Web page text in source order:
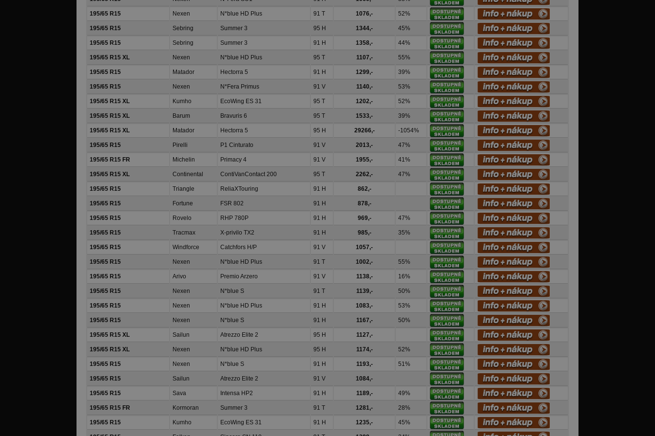
195/65 R15 Nexen N*blue HD Plus 91 T 1076,- 52%
195/65 R15 Sebring Summer 3 95 H 1344,- 45%
195/65 R15 Sebring Summer 3 91 H 1358,- 44%
195/65 R15 XL Nexen N*blue HD Plus 95 T 1107,- 55%
195/65 R15 Matador Hectorra 5 91 H 1299,- 39%
195/65 R15 Nexen N*Fera Primus 91 V 1140,- 53%
195/65 R15 XL Kumho EcoWing ES 31 95 T 1202,- 52%
195/65 R15 XL Barum Bravuris 6 95 T 1533,- 39%
195/65 R15 XL Matador Hectorra 5 95 H 29266,- -1054%
195/65 R15 Pirelli P1 Cinturato 91 V 2013,- 47%
195/65 R15 FR Michelin Primacy 4 91 V 1955,- 41%
195/65 R15 XL Continental ContiVanContact 200 95 T 2262,- 47%
195/65 R15 Triangle ReliaXTouring 91 H 862,-
195/65 R15 Fortune FSR 802 91 H 878,-
195/65 R15 Rovelo RHP 780P 91 H 969,- 47%
195/65 R15 Tracmax X-privilo TX2 91 H 985,- 35%
195/65 R15 Windforce Catchfors H/P 91 V 1057,-
195/65 R15 Nexen N*blue HD Plus 91 T 1002,- 55%
195/65 R15 Arivo Premio Arzero 91 V 1138,- 16%
195/65 R15 Nexen N*blue S 91 T 1139,- 50%
195/65 R15 Nexen N*blue HD Plus 91 H 1083,- 53%
195/65 R15 Nexen N*blue S 91 H 1167,- 50%
195/65 R15 XL Sailun Atrezzo Elite 2 95 H 1127,-
195/65 R15 XL Nexen N*blue HD Plus 95 H 1174,- 52%
195/65 R15 Nexen N*blue S 91 H 1193,- 51%
195/65 R15 Sailun Atrezzo Elite 2 91 V 1084,-
195/65 R15 Sava Intensa HP2 91 H 1189,- 49%
195/65 R15 FR Kormoran Summer 3 91 T 1281,- 28%
195/65 R15 Kumho EcoWing ES 31 91 H 1235,- 45%